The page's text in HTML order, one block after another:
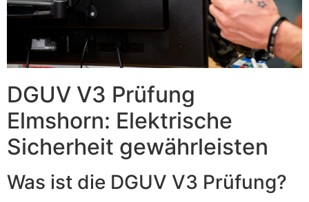
DGUV V3 Prüfung
Elmshorn: Elektrische
Sicherheit gewährleisten
Was ist die DGUV V3 Prüfung?